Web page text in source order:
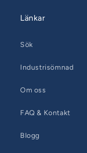
Länkar
Sök
Industrisömnad
Om oss
FAQ & Kontakt
Blogg